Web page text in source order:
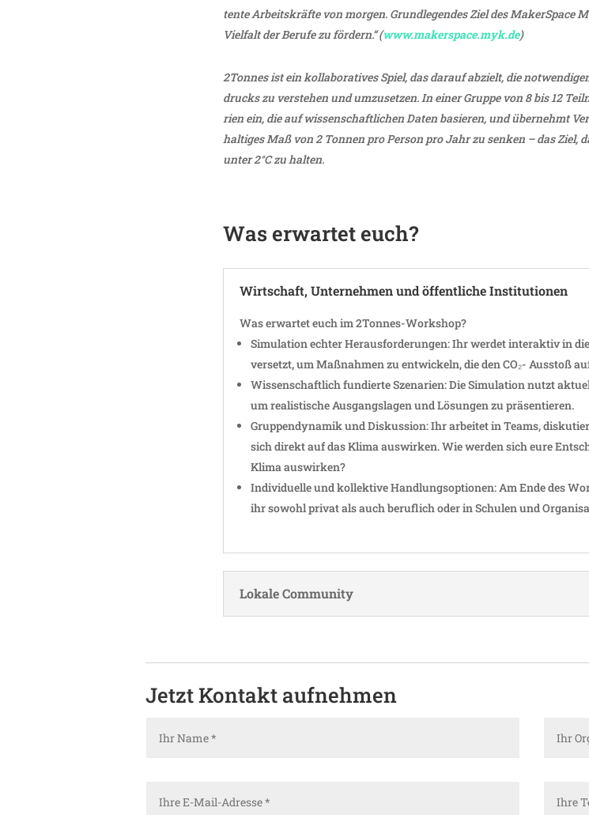
tente Arbeits­kräfte von morgen. Grund­le­gendes Ziel des Maker­Space
Viel­falt der Berufe zu fördern.“ (www.makerspace.myk.de)
2Tonnes ist ein kolla­bo­ra­tives Spiel, das darauf abzielt, die
drucks zu verstehen und umzu­setzen. In einer Gruppe von 8 bis 12
rien ein, die auf wissen­schaft­li­chen Daten basieren, und über­nehmt
hal­tiges Maß von 2 Tonnen pro Person pro Jahr zu senken – das Ziel,
unter 2°C zu halten.
Was erwartet euch?
Wirt­schaft, Unter­nehmen und öffent­liche Institutionen
Was erwartet euch im 2Tonnes-Workshop?
Simu­la­tion echter Heraus­for­de­rungen: Ihr werdet inter­aktiv in
versetzt, um Maßnahmen zu entwi­ckeln, die den CO₂- Ausstoß
Wissen­schaft­lich fundierte Szena­rien: Die Simu­la­tion nutzt
um realis­ti­sche Ausgangs­lagen und Lösungen zu präsentieren.
Grup­pen­dy­namik und Diskus­sion: Ihr arbeitet in Teams,
sich direkt auf das Klima auswirken. Wie werden sich eure
Klima auswirken?
Indi­vi­du­elle und kollek­tive Hand­lungs­op­tionen: Am Ende des
ihr sowohl privat als auch beruf­lich oder in Schulen und
Lokale Commu­nity
Jetzt Kontakt aufnehmen